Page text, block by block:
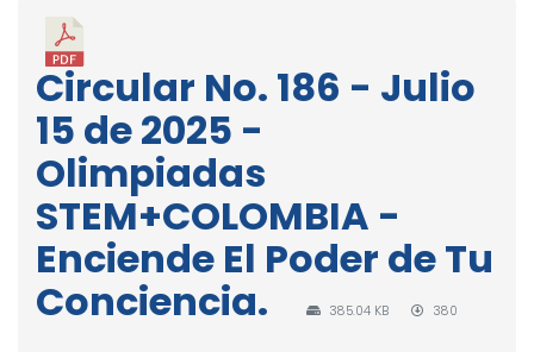
Circular No. 186 - Julio
15 de 2025 -
Olimpiadas
STEM+COLOMBIA -
Enciende El Poder de Tu
Conciencia.
385.04 KB 380